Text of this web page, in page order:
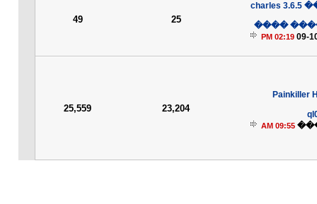
������ charles 3.6.5
����
09-
02:19 PM
25
49
���� Painkiller
09:55 AM
23,204
25,559